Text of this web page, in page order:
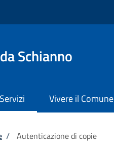
Schianno
Servizi Vivere il Comune
/ Autenticazione di copie